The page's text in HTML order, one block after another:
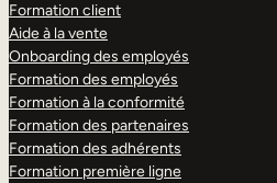
Formation client
Aide à la vente
Onboarding des employés
Formation des employés
Formation à la conformité
Formation des partenaires
Formation des adhérents
Formation première ligne